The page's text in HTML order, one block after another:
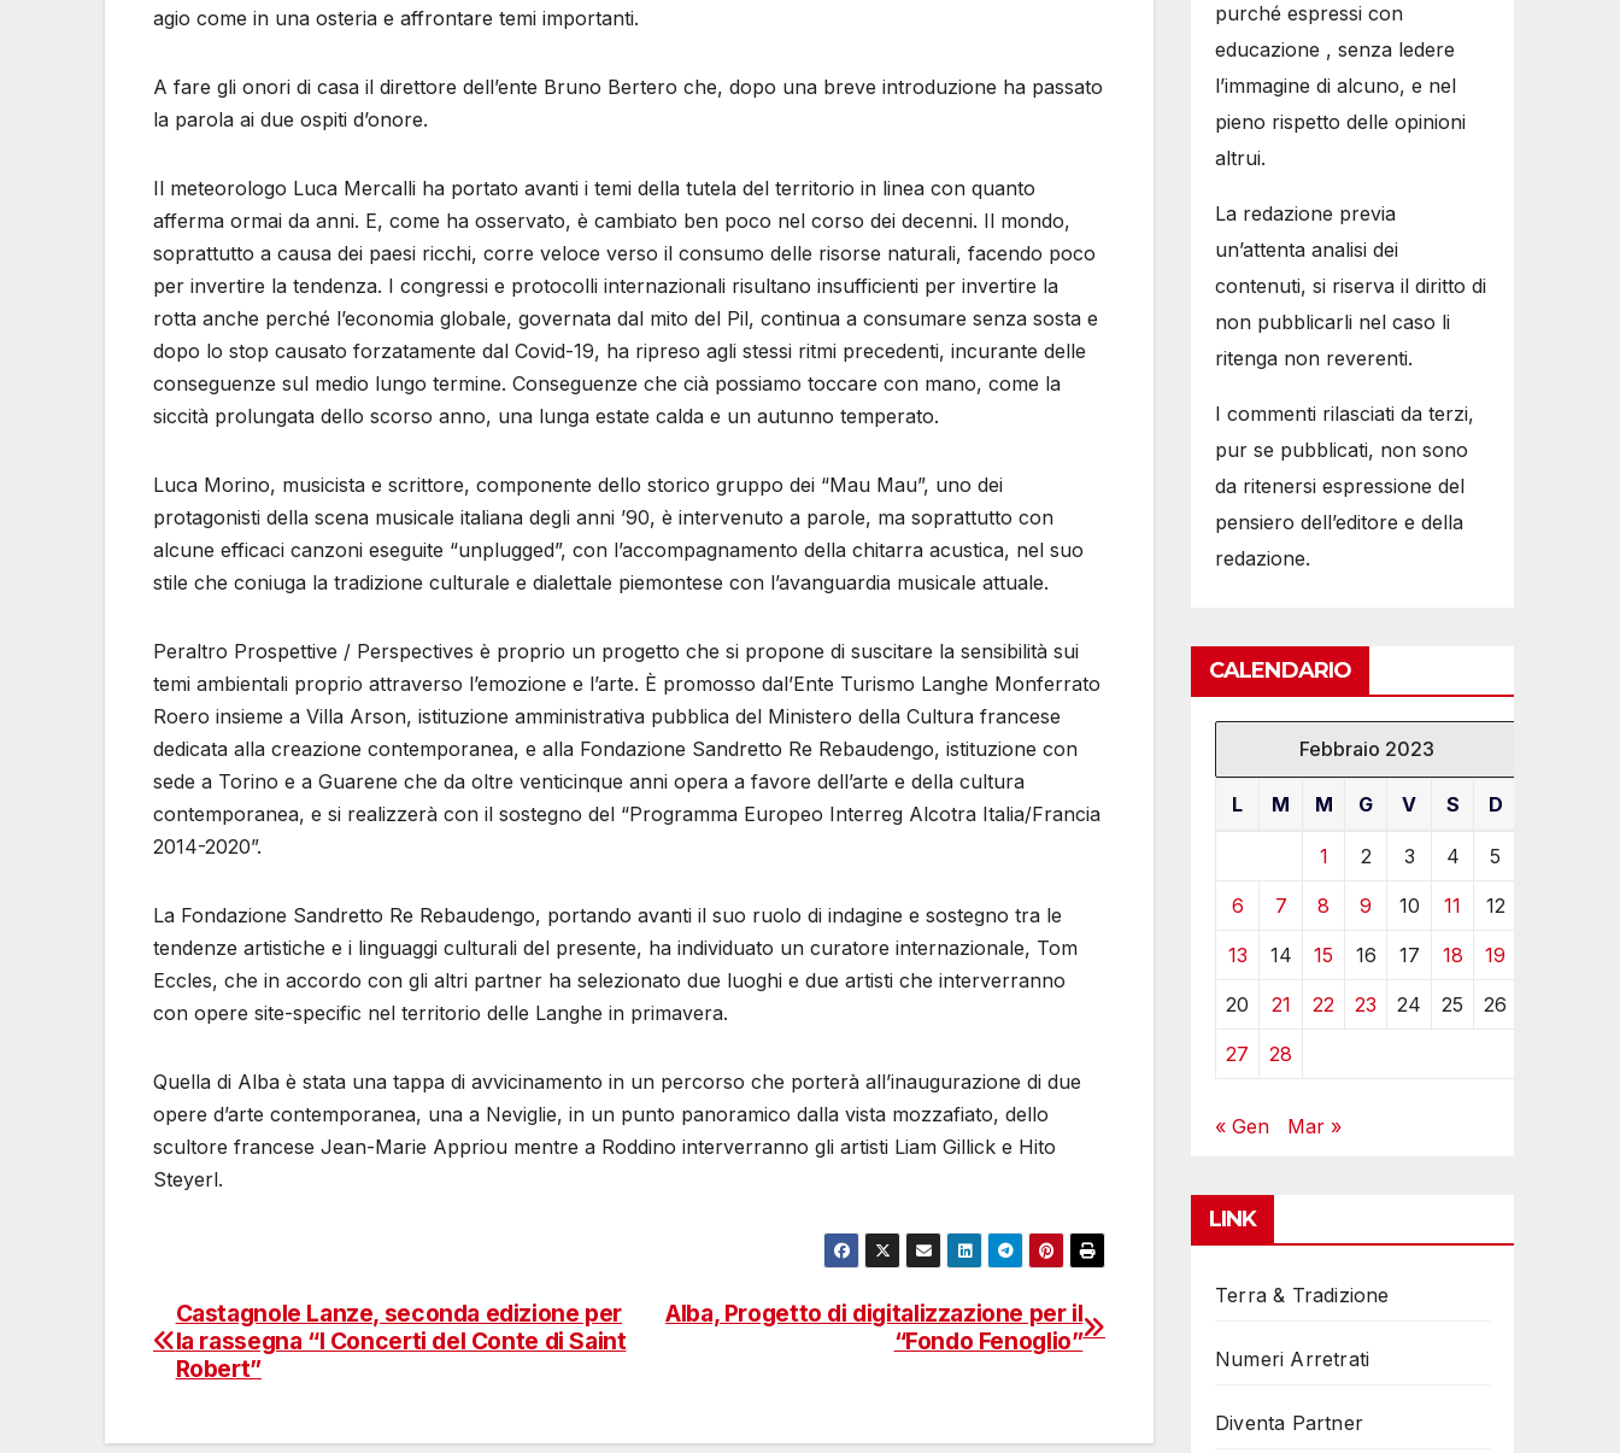
agio come in una osteria e affrontare temi importanti.
A fare gli onori di casa il direttore dell’ente Bruno Bertero che, dopo una breve introduzione ha passato
la parola ai due ospiti d’onore.
Il meteorologo Luca Mercalli ha portato avanti i temi della tutela del territorio in linea con quanto
afferma ormai da anni. E, come ha osservato, è cambiato ben poco nel corso dei decenni. Il mondo,
soprattutto a causa dei paesi ricchi, corre veloce verso il consumo delle risorse naturali, facendo poco
per invertire la tendenza. I congressi e protocolli internazionali risultano insufficienti per invertire la
rotta anche perché l’economia globale, governata dal mito del Pil, continua a consumare senza sosta e
dopo lo stop causato forzatamente dal Covid-19, ha ripreso agli stessi ritmi precedenti, incurante delle
conseguenze sul medio lungo termine. Conseguenze che cià possiamo toccare con mano, come la
siccità prolungata dello scorso anno, una lunga estate calda e un autunno temperato.
Luca Morino, musicista e scrittore, componente dello storico gruppo dei “Mau Mau”, uno dei
protagonisti della scena musicale italiana degli anni ’90, è intervenuto a parole, ma soprattutto con
alcune efficaci canzoni eseguite “unplugged”, con l’accompagnamento della chitarra acustica, nel suo
stile che coniuga la tradizione culturale e dialettale piemontese con l’avanguardia musicale attuale.
Peraltro Prospettive / Perspectives è proprio un progetto che si propone di suscitare la sensibilità sui
temi ambientali proprio attraverso l’emozione e l’arte. È promosso dal’Ente Turismo Langhe Monferrato
Roero insieme a Villa Arson, istituzione amministrativa pubblica del Ministero della Cultura francese
dedicata alla creazione contemporanea, e alla Fondazione Sandretto Re Rebaudengo, istituzione con
sede a Torino e a Guarene che da oltre venticinque anni opera a favore dell’arte e della cultura
contemporanea, e si realizzerà con il sostegno del “Programma Europeo Interreg Alcotra Italia/Francia
2014-2020”.
La Fondazione Sandretto Re Rebaudengo, portando avanti il suo ruolo di indagine e sostegno tra le
tendenze artistiche e i linguaggi culturali del presente, ha individuato un curatore internazionale, Tom
Eccles, che in accordo con gli altri partner ha selezionato due luoghi e due artisti che interverranno
con opere site-specific nel territorio delle Langhe in primavera.
Quella di Alba è stata una tappa di avvicinamento in un percorso che porterà all’inaugurazione di due
opere d’arte contemporanea, una a Neviglie, in un punto panoramico dalla vista mozzafiato, dello
scultore francese Jean-Marie Appriou mentre a Roddino interverranno gli artisti Liam Gillick e Hito
Steyerl.
Navigazione
articoli
Alba, Progetto di digitalizzazione per il
“Fondo Fenoglio”
Castagnole Lanze, seconda edizione per
la rassegna “I Concerti del Conte di Saint
Robert”
purché espressi con
educazione , senza ledere
l’immagine di alcuno, e nel
pieno rispetto delle opinioni
altrui.
La redazione previa
un’attenta analisi dei
contenuti, si riserva il diritto di
non pubblicarli nel caso li
ritenga non reverenti.
I commenti rilasciati da terzi,
pur se pubblicati, non sono
da ritenersi espressione del
pensiero dell’editore e della
redazione.
CALENDARIO
Febbraio 2023
L M M G V S D
1 2 3 4 5
6 7 8 9 10 11 12
13 14 15 16 17 18 19
20 21 22 23 24 25 26
27 28
« Gen Mar »
LINK
Terra & Tradizione
Numeri Arretrati
Diventa Partner